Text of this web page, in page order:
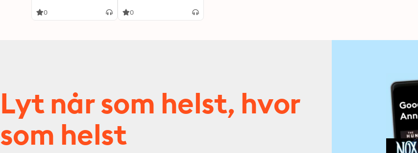
0 0
Lyt når som helst, hvor
som helst